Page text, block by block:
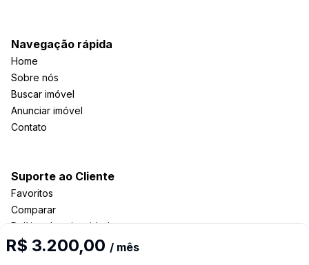
R$ 3.200,00 / mês
Navegação rápida
Home
Sobre nós
Buscar imóvel
Anunciar imóvel
Contato
Suporte ao Cliente
Favoritos
Comparar
Política de privacidade